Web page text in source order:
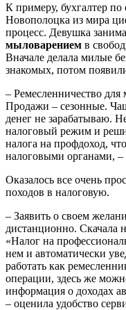
К примеру, бухгалтер
Новополоцка из мира
процесс. Девушка
мыловарением в
Вначале делала милые
знакомых, потом
– Ремесленничество для
Продажи – сезонные.
денег не зарабатываю.
налоговый режим и
налога на профдоход,
налоговыми органами, –
Оказалось все очень
походов в налоговую.
– Заявить о своем
дистанционно. Скачала
«Налог на
нем и автоматически
работать как
операции, здесь же
информация о доходах
– оценила удобство